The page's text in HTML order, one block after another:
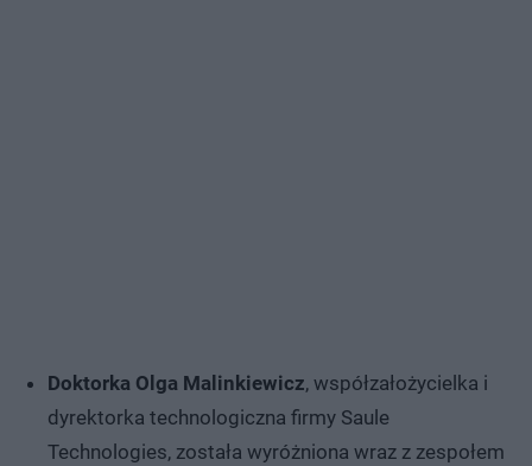
Doktorka Olga Malinkiewicz, współzałożycielka i
dyrektorka technologiczna firmy Saule
Technologies, została wyróżniona wraz z zespołem